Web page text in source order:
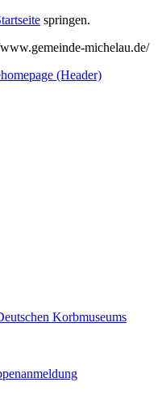
springen.
michelau.de/